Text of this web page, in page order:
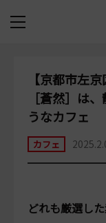
【京都市左
［蒼然］は
うなカフェ
カフェ
どれも厳選し